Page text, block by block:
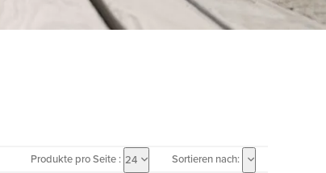
Produkte pro Seite : 24 Sortieren nach: